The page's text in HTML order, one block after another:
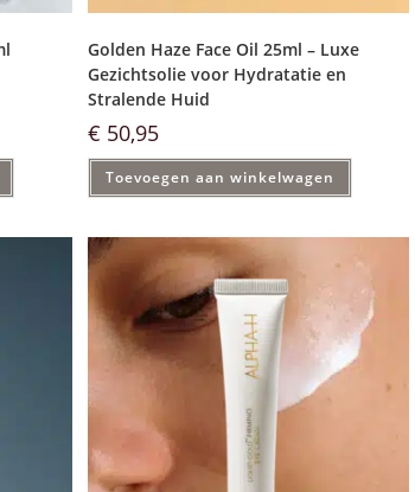
Golden Haze Face Oil 25ml – Luxe
Gezichtsolie voor Hydratatie en
Stralende Huid
€ 50,95
Toevoegen aan winkelwagen